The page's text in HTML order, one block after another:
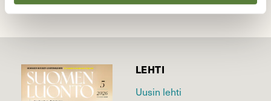
LEHTI
Uusin lehti